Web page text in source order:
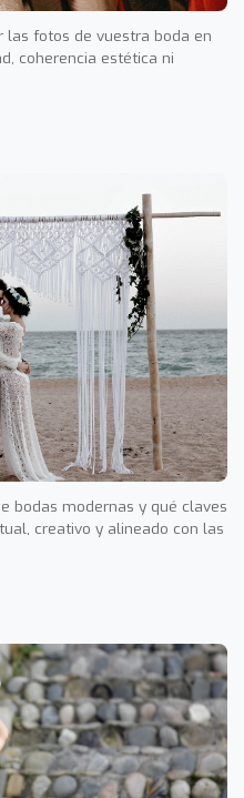
las fotos de vuestra boda en
coherencia estética ni
bodas modernas y qué claves
creativo y alineado con las